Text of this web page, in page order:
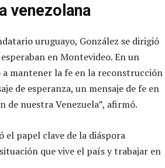
venezolana
uruguayo, González se dirigió
en Montevideo. En un
mantener la fe en la reconstrucción
de esperanza, un mensaje de fe en
de nuestra Venezuela”, afirmó.
el papel clave de la diáspora
que vive el país y trabajar en